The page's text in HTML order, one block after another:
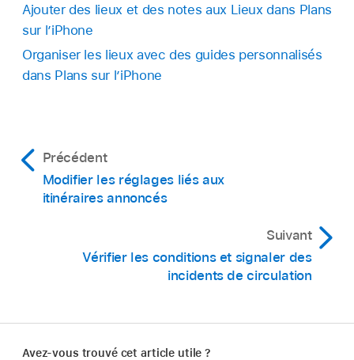
Ajouter des lieux et des notes aux Lieux dans Plans
sur l’iPhone
Organiser les lieux avec des guides personnalisés
dans Plans sur l’iPhone
Précédent
Modifier les réglages liés aux
itinéraires annoncés
Suivant
Vérifier les conditions et signaler des
incidents de circulation
Avez-vous trouvé cet article utile ?